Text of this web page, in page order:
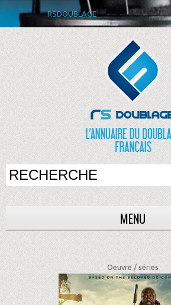
RSDOUBLAGE
MENU
Oeuvre /séries